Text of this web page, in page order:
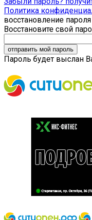
Политика
восстановление пароля
Восстановите свой
Пароль будет выслан